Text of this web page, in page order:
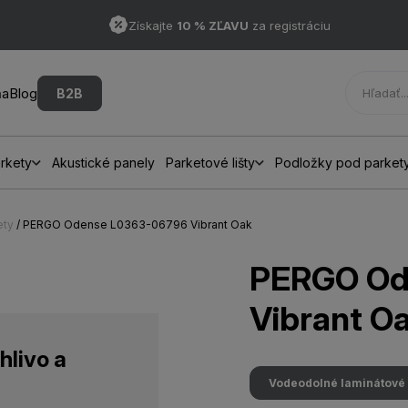
Získajte 10 % ZĽAVU za registráciu
Blog B2B
Akustické panely Parketové lišty Podložky pod
/ PERGO Odense L0363-06796 Vibrant Oak
a
PERGO
Vibrant
Vodeodolné